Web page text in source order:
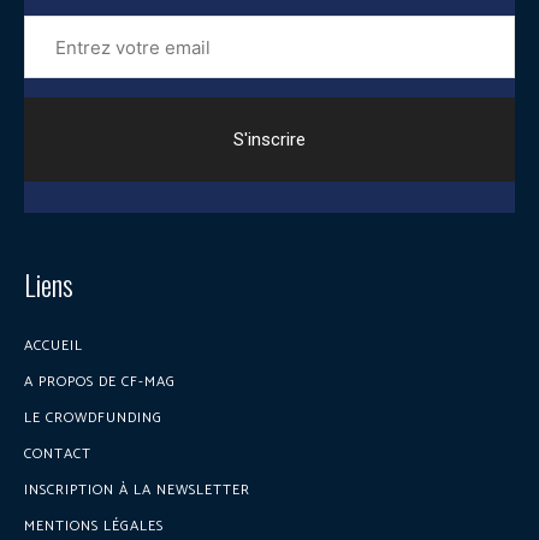
Entrez
votre
email
Liens
ACCUEIL
A PROPOS DE CF-MAG
LE CROWDFUNDING
CONTACT
INSCRIPTION À LA NEWSLETTER
MENTIONS LÉGALES